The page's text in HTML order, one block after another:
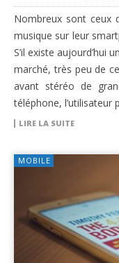
Nombreux sont ceux
musique sur leur
S’il existe aujourd’hui
marché, très peu de
avant stéréo de
téléphone,
LIRE LA SUITE
MOBILE